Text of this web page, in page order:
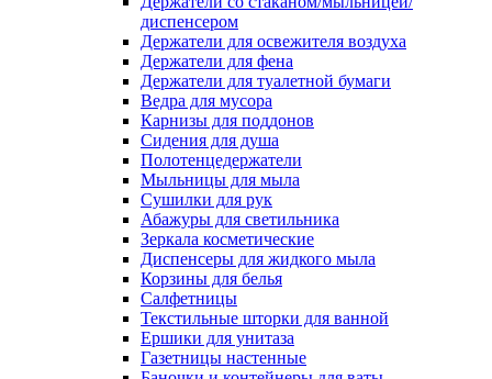
диспенсером
Держатели для освежителя воздуха
Держатели для фена
Держатели для туалетной бумаги
Ведра для мусора
Карнизы для поддонов
Сидения для душа
Полотенцедержатели
Мыльницы для мыла
Сушилки для рук
Абажуры для светильника
Зеркала косметические
Диспенсеры для жидкого мыла
Корзины для белья
Салфетницы
Текстильные шторки для ванной
Ершики для унитаза
Газетницы настенные